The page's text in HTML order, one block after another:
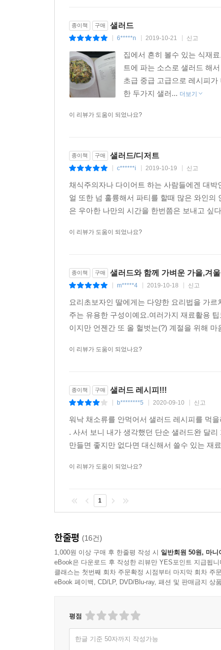
종이책 구매 샐러드
6*****n 2019-10-21 신고
집에서 흔히 볼수 있는 식재
트에 파는 소스로 샐러드 해
초급 중급 고급으로 레시피
한 두가지 샐러... 더보기
이 리뷰가 도움이 되었나요?
종이책 구매 샐러드/디저트
c******i 2019-10-19 신고
채식주의자나 다이어트 하는 사람들에겐 대
얼 또한 넘 훌륭해서 파티를 할때 많은 와인
은 우아한 나만의 시간을 한번쯤은 보내고 싶
이 리뷰가 도움이 되었나요?
종이책 구매 샐러드와 함께 가벼운 가을,겨
m*****4 2019-10-18 신고
요리초보자인 딸에게는 다양한 요리법을 가
주는 유용한 구성이예요.여러가지 재료활용
이지만 언젠간 또 올 헐벗는(?) 계절을 위해
이 리뷰가 도움이 되었나요?
종이책 구매 샐러드 레시피!!!
b********5 2020-09-10 신고
워낙 채소류를 안먹어서 샐러드 레시피를 먹
. 사서 보니 내가 생각했던 단순 샐러드완 달
만들면 좋지만 없다면 대신해서 쓸수 있는 재
이 리뷰가 도움이 되었나요?
1
한줄평 (16건)
1,000원 이상 구매 후 한줄평 작성 시 일반회원 50원, 마니
eBook은 다운로드 후 작성한 리뷰만 YES포인트 지급됩니
클래스는 첫번째 회차 주문확정 시점부터 마지막 회차 주
eBook 페이백, CD/LP, DVD/Blu-ray, 패션 및 판매금지 상
평점
한글 기준 50자까지 작성가능